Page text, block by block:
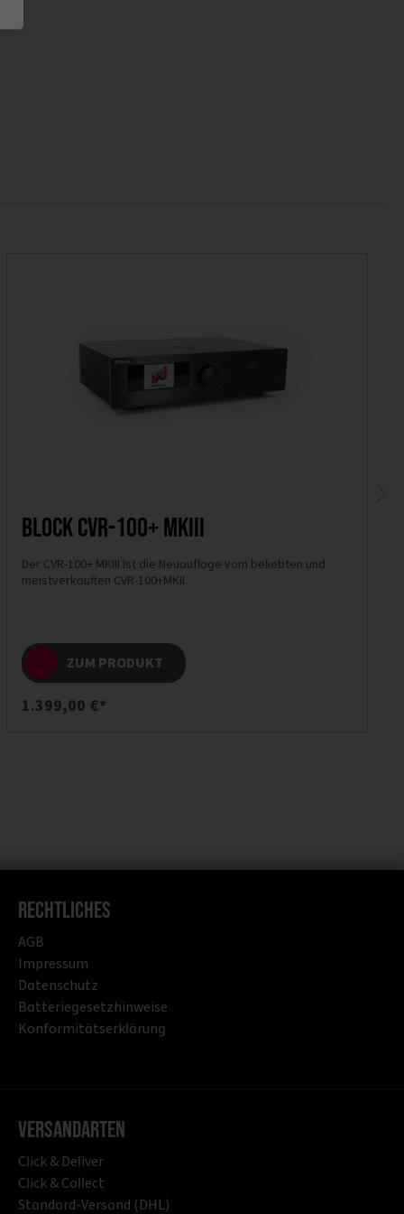
Block CVR-100+ MKIII
Der CVR-100+ MKIII Ist die Neuauflage vom beliebten und
meistverkauften CVR-100+MKII.
ZUM PRODUKT
1.399,00 €*
Rechtliches
AGB
Impressum
Datenschutz
Batteriegesetzhinweise
Konformitätserklärung
Versandarten
Click & Deliver
Click & Collect
Standard-Versand (DHL)